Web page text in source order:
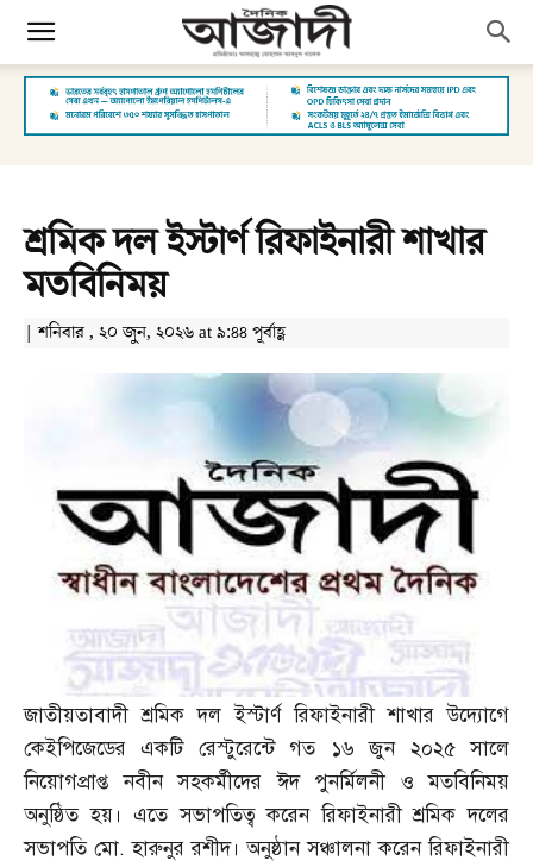
শ্রমিক দল ইস্টার্ণ রিফাইনারী শাখার
মতবিনিময়
| শনিবার , ২০ জুন, ২০২৬ at ৯:৪৪ পূর্বাহ্ণ
জাতীয়তাবাদী শ্রমিক দল ইস্টার্ণ রিফাইনারী শাখার উদ্যোগে
কেইপিজেডের একটি রেস্টুরেন্টে গত ১৬ জুন ২০২৫ সালে
নিয়োগপ্রাপ্ত নবীন সহকর্মীদের ঈদ পুনর্মিলনী ও মতবিনিময়
অনুষ্ঠিত হয়। এতে সভাপতিত্ব করেন রিফাইনারী শ্রমিক দলের
সভাপতি মো.হারুনুর রশীদ। অনুষ্ঠান সঞ্চালনা করেন রিফাইনারী